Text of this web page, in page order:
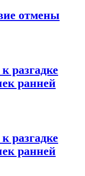
отмены
разгадке
ранней
разгадке
ранней